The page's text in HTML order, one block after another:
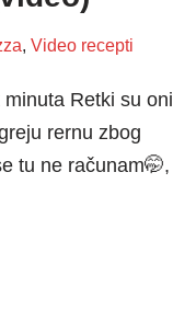
, Video recepti
Retki su oni
rernu zbog
tu ne računam🤭,